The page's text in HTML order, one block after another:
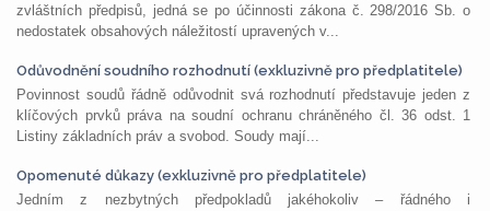
zvláštních předpisů, jedná se po účinnosti zákona č. 298/2016 Sb. o
nedostatek obsahových náležitostí upravených v...
Odůvodnění soudního rozhodnutí (exkluzivně pro předplatitele)
Povinnost soudů řádně odůvodnit svá rozhodnutí představuje jeden z
klíčových prvků práva na soudní ochranu chráněného čl. 36 odst. 1
Listiny základních práv a svobod. Soudy mají...
Opomenuté důkazy (exkluzivně pro předplatitele)
Jedním z nezbytných předpokladů jakéhokoliv – řádného i